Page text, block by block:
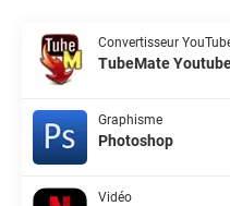
Convertisseur
TubeMate
Graphisme
Photoshop
Vidéo